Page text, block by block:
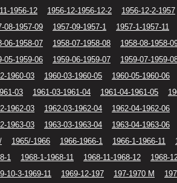
1956-12 1956-12-1956-12-2 1956-12-2-1957
08-1957-09 1957-09-1957-1 1957-1-1957-11
06-1958-07 1958-07-1958-08 1958-08-1958-
05-1959-06 1959-06-1959-07 1959-07-1959-
1960-03 1960-03-1960-05 1960-05-1960-06
03 1961-03-1961-04 1961-04-1961-05
1962-03 1962-03-1962-04 1962-04-1962-06
1963-03 1963-03-1963-04 1963-04-1963-06
1965/-1966 1966-1966-1 1966-1-1966-11
1 1968-1-1968-11 1968-11-1968-12 1968-
10-3-1969-11 1969-12-197 197-1970 M